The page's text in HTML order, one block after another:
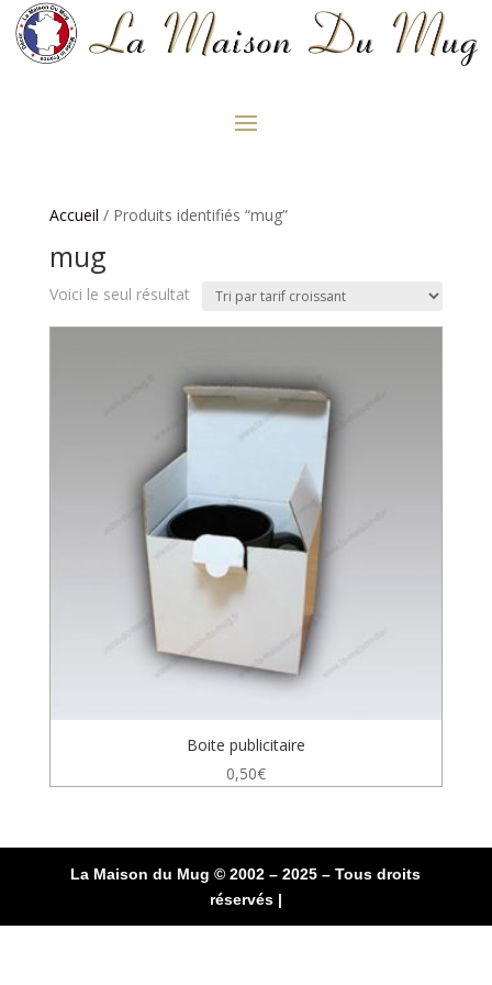
Accueil / Produits identifiés “mug”
mug
Voici le seul résultat
Boite publicitaire
0,50€
La Maison du Mug © 2002 – 2025 – Tous droits
réservés |